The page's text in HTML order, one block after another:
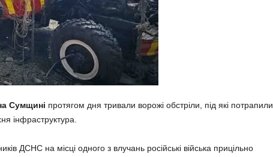
Сумщині протягом дня тривали ворожі обстріли, під які потрапили
інфраструктура.
ДСНС на місці одного з влучань російські війська прицільно